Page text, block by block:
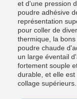
et d'une pression
poudre adhésive
représentation
pour coller de
thermique, la
poudre chaude
un large éventail
fortement souple
durable, et elle
collage supérieurs.